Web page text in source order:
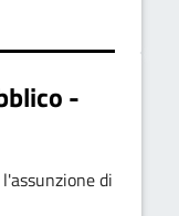
2024
-
di